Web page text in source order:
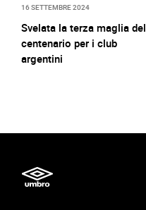
16 SETTEMBRE 2024
Svelata la terza maglia del
centenario per i club
argentini